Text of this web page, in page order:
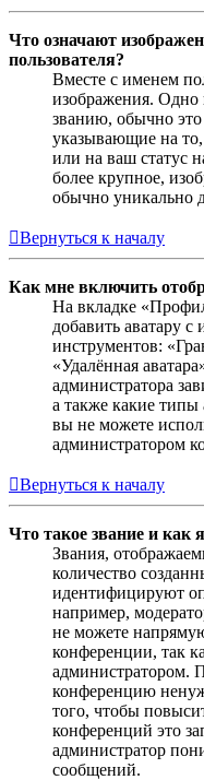
Что означают
пользователя?
Вместе с именем
изображения. Одно
званию, обычно это
указывающие на
или на ваш статус
более крупное,
обычно уникально
Вернуться к началу
Как мне включить
На вкладке
добавить аватару
инструментов:
«Удалённая
администратора
а также какие типы
вы не можете
администратором
Вернуться к началу
Что такое звание и как
Звания,
количество
идентифицируют
например,
не можете
конференции, так
администратором.
конференцию
того, чтобы
конференций это
администратор
сообщений.